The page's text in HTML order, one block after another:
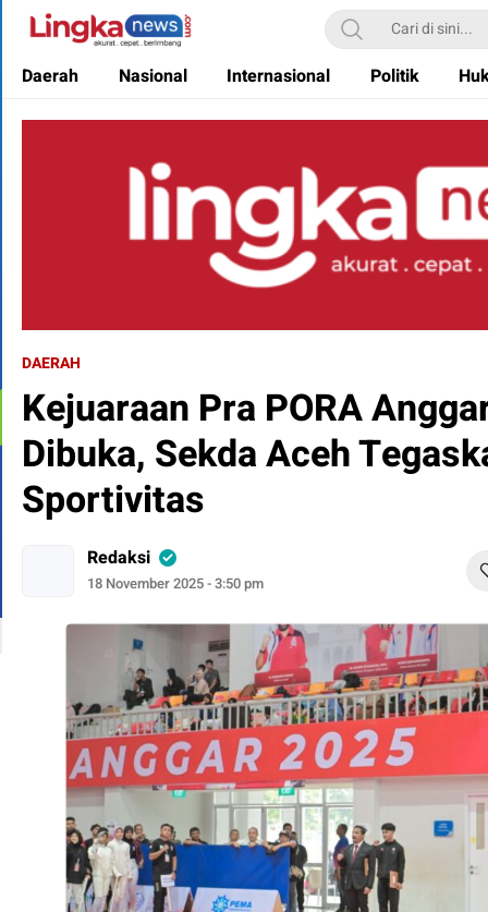
Lingkanews
Akurat. Cepat & Berimbang
Daerah Nasional Internasional Politik
DAERAH
Kejuaraan Pra PORA
Dibuka, Sekda Aceh
Sportivitas
Redaksi
18 November 2025 - 3:50 pm